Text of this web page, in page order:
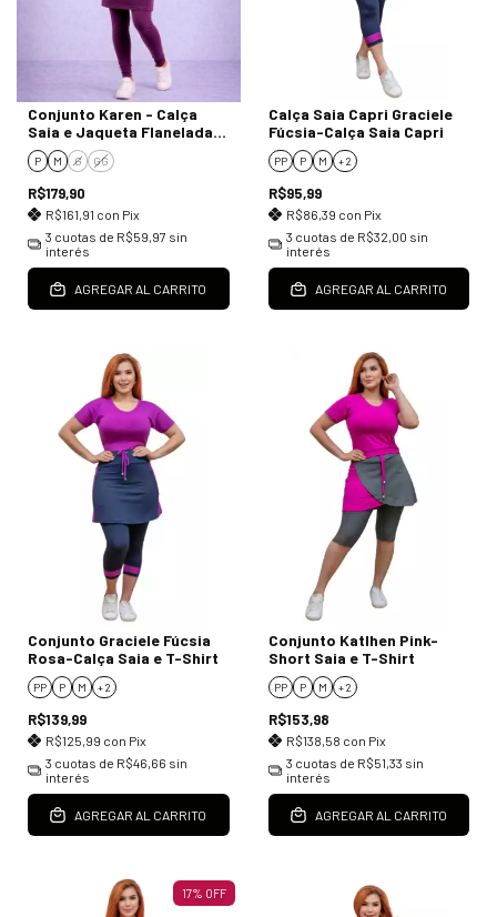
Conjunto Karen - Calça
Saia e Jaqueta Flanelada
Fúcsia
P M G GG
R$179,90
R$161,91 con Pix
3 cuotas de R$59,97 sin
interés
AGREGAR AL CARRITO
Calça Saia Capri Graciele
Fúcsia-Calça Saia Capri
PP P M + 2
R$95,99
R$86,39 con Pix
3 cuotas de R$32,00 sin
interés
AGREGAR AL CARRITO
Conjunto Graciele Fúcsia
Rosa-Calça Saia e T-Shirt
PP P M + 2
R$139,99
R$125,99 con Pix
3 cuotas de R$46,66 sin
interés
AGREGAR AL CARRITO
Conjunto Katlhen Pink-
Short Saia e T-Shirt
PP P M + 2
R$153,98
R$138,58 con Pix
3 cuotas de R$51,33 sin
interés
AGREGAR AL CARRITO
17% OFF